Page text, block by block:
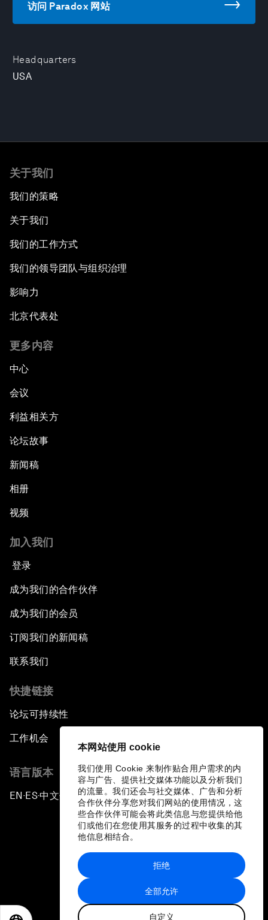
本网站使用 cookie
我们使用 Cookie 来制作贴合用户需求的内
容与广告、提供社交媒体功能以及分析我们
的流量。我们还会与社交媒体、广告和分析
合作伙伴分享您对我们网站的使用情况，这
些合作伙伴可能会将此类信息与您提供给他
们或他们在您使用其服务的过程中收集的其
他信息相结合。
全部允许
自定义
拒绝
Headquarters
USA
访问 Paradox 网站
关于我们
我们的策略
关于我们
我们的工作方式
我们的领导团队与组织治理
影响力
北京代表处
更多内容
中心
会议
利益相关方
论坛故事
新闻稿
相册
视频
加入我们
登录
成为我们的合作伙伴
成为我们的会员
订阅我们的新闻稿
联系我们
快捷链接
论坛可持续性
工作机会
语言版本
EN ▪ES▪中文▪ 日本語
站点地图